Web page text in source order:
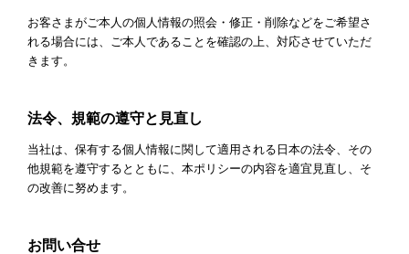
お客さまがご本人の個人情報の照会・修正・削除などをご希望さ
れる場合には、ご本人であることを確認の上、対応させていただ
きます。
法令、規範の遵守と見直し
当社は、保有する個人情報に関して適用される日本の法令、その
他規範を遵守するとともに、本ポリシーの内容を適宜見直し、そ
の改善に努めます。
お問い合せ